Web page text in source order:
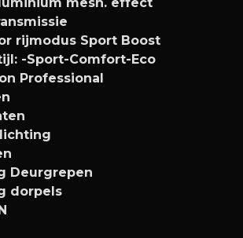
rijmodus Sport Boost
-Sport-Comfort-Eco
Professional
Deurgrepen
dorpels